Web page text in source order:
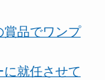
賞品でワンプ
就任させて